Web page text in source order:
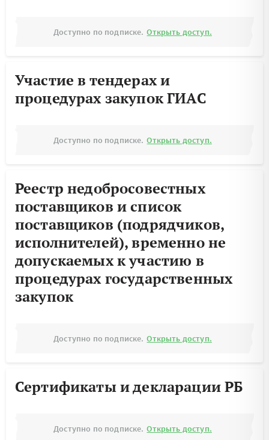
Доступно по подписке. Открыть доступ.
Участие в тендерах и
процедурах закупок ГИАС
Доступно по подписке. Открыть доступ.
Реестр недобросовестных
поставщиков и список
поставщиков (подрядчиков,
исполнителей), временно не
допускаемых к участию в
процедурах государственных
закупок
Доступно по подписке. Открыть доступ.
Сертификаты и декларации РБ
Доступно по подписке. Открыть доступ.